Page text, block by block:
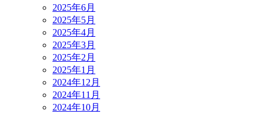
2025年6月
2025年5月
2025年4月
2025年3月
2025年2月
2025年1月
2024年12月
2024年11月
2024年10月